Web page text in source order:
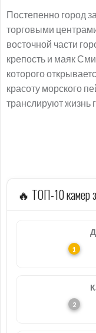
Постепенно город
торговыми
восточной части
крепость и маяк
которого
красоту морского
транслируют жизнь
🔥 ТОП-10 камер